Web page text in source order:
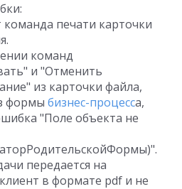
команда печати карточки
команд
и "Отменить
из карточки файла,
формы бизнес-процесса,
"Поле объекта не
передается на
в формате pdf и не